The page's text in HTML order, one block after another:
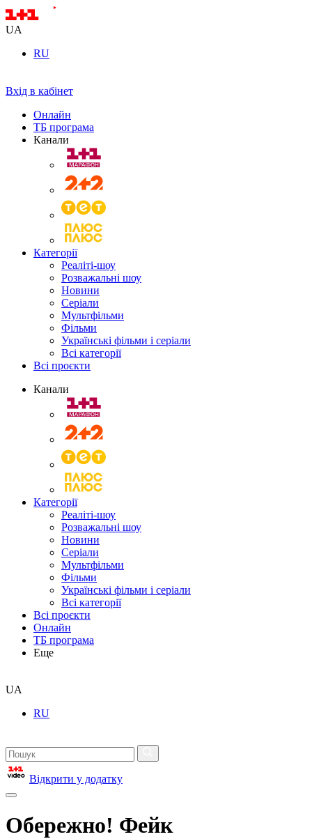
UA
RU
Вхід в кабінет
Онлайн
ТБ програма
Канали
Категорії
Реаліті-шоу
Розважальні шоу
Новини
Серіали
Мультфільми
Фільми
Українські фільми і серіали
Всі категорії
Всі проєкти
Канали
Категорії
Реаліті-шоу
Розважальні шоу
Новини
Серіали
Мультфільми
Фільми
Українські фільми і серіали
Всі категорії
Всі проєкти
Онлайн
ТБ програма
Еще
UA
RU
Відкрити у додатку
Обережно! Фейк